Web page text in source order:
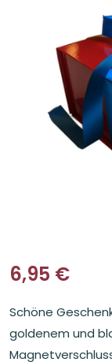
6,95 €
Schöne
goldenem und